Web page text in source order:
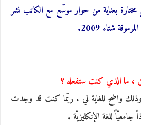
مختارة بعناية من حوار موسّع مع الكاتب نشر
شتاء 2009.
، ما الذي كنت ستفعله ؟
واضح للغاية لي . ربّما كنت قد وجدت
للغة الإنكليزيّة .